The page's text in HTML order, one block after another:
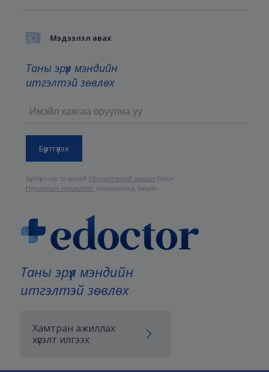
Таны эрүүл мэндийн
итгэлтэй зөвлөх
Хамтран ажиллах
хүсэлт илгээх
Мэдээлэл авах
Таны эрүүл мэндийн
итгэлтэй зөвлөх
Бүртгүүлснээр та манайҮйлчилгээний нөхцөл болон
Нууцлалын нөхцөлийг зөвшөөрсөнд тооцно.